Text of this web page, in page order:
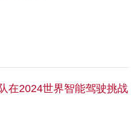
在2024世界智能驾驶挑战